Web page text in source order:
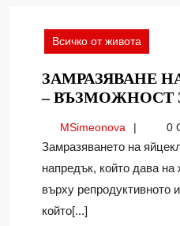
Всичко от живота
ЗАМРАЗЯВАНЕ
– ВЪЗМОЖНОСТ
MSimeonova 0
Замразяването на яйцеклетки е медицински
напредък, който дава на
върху репродуктивното
който[...]